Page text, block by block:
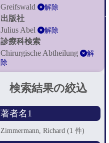
Greifswald
解除
出版社
Julius Abel
解除
診療科検索
Chirurgische Abtheilung
解
除
検索結果の絞込
著者名1
Zimmermann, Richard(1 件)